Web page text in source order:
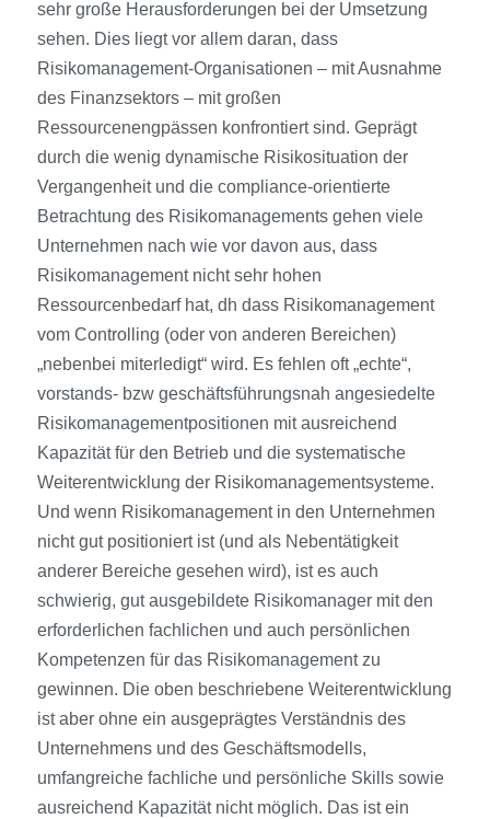
sehr große Herausforderungen bei der Umsetzung
sehen. Dies liegt vor allem daran, dass
Risikomanagement-Organisationen – mit Ausnahme
des Finanzsektors – mit großen
Ressourcenengpässen konfrontiert sind. Geprägt
durch die wenig dynamische Risikosituation der
Vergangenheit und die compliance-orientierte
Betrachtung des Risikomanagements gehen viele
Unternehmen nach wie vor davon aus, dass
Risikomanagement nicht sehr hohen
Ressourcenbedarf hat, dh dass Risikomanagement
vom Controlling (oder von anderen Bereichen)
„nebenbei miterledigt“ wird. Es fehlen oft „echte“,
vorstands- bzw geschäftsführungsnah angesiedelte
Risikomanagementpositionen mit ausreichend
Kapazität für den Betrieb und die systematische
Weiterentwicklung der Risikomanagementsysteme.
Und wenn Risikomanagement in den Unternehmen
nicht gut positioniert ist (und als Nebentätigkeit
anderer Bereiche gesehen wird), ist es auch
schwierig, gut ausgebildete Risikomanager mit den
erforderlichen fachlichen und auch persönlichen
Kompetenzen für das Risikomanagement zu
gewinnen. Die oben beschriebene Weiterentwicklung
ist aber ohne ein ausgeprägtes Verständnis des
Unternehmens und des Geschäftsmodells,
umfangreiche fachliche und persönliche Skills sowie
ausreichend Kapazität nicht möglich. Das ist ein